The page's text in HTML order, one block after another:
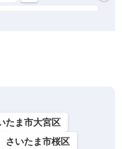
たま市大宮区
さいたま市桜区